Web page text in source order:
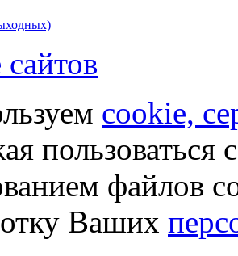
сайтов
cookie,
пользоваться
файлов
Ваших